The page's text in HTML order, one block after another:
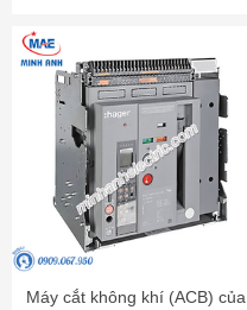
Máy cắt không khí (ACB) của